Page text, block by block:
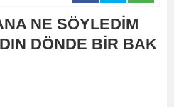
NE SÖYLEDİM
DÖNDE BİR BAK